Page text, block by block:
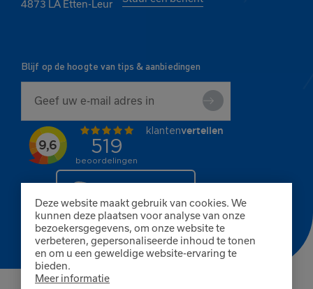
Deze website maakt gebruik van cookies. We
kunnen deze plaatsen voor analyse van onze
bezoekersgegevens, om onze website te
verbeteren, gepersonaliseerde inhoud te tonen
en om u een geweldige website-ervaring te
bieden.
Meer informatie
4873 LA Etten-Leur
Blijf op de hoogte van tips & aanbiedingen